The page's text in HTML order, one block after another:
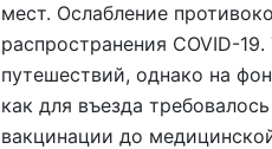
мест. Ослабление
распространения COVID-
путешествий, однако на
как для въезда
вакцинации до